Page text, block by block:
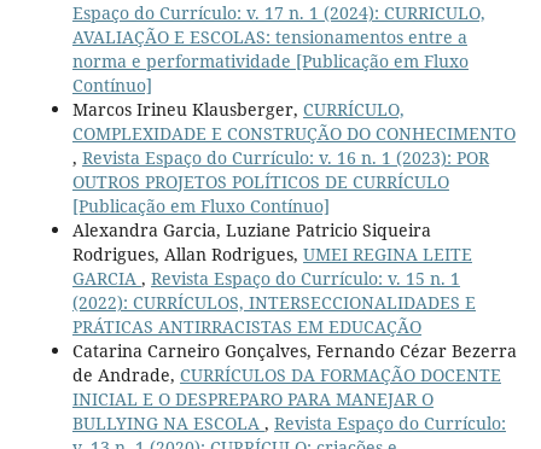
Espaço do Currículo: v. 17 n. 1 (2024): CURRICULO,
AVALIAÇÃO E ESCOLAS: tensionamentos entre a
norma e performatividade [Publicação em Fluxo
Contínuo]
Marcos Irineu Klausberger, CURRÍCULO,
COMPLEXIDADE E CONSTRUÇÃO DO CONHECIMENTO
, Revista Espaço do Currículo: v. 16 n. 1 (2023): POR
OUTROS PROJETOS POLÍTICOS DE CURRÍCULO
[Publicação em Fluxo Contínuo]
Alexandra Garcia, Luziane Patricio Siqueira
Rodrigues, Allan Rodrigues, UMEI REGINA LEITE
GARCIA , Revista Espaço do Currículo: v. 15 n. 1
(2022): CURRÍCULOS, INTERSECCIONALIDADES E
PRÁTICAS ANTIRRACISTAS EM EDUCAÇÃO
Catarina Carneiro Gonçalves, Fernando Cézar Bezerra
de Andrade, CURRÍCULOS DA FORMAÇÃO DOCENTE
INICIAL E O DESPREPARO PARA MANEJAR O
BULLYING NA ESCOLA , Revista Espaço do Currículo: